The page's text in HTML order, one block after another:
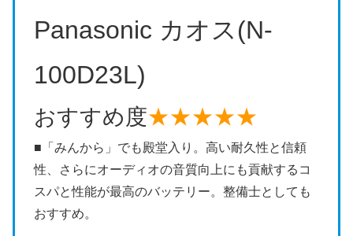
Panasonic カオス(N-
100D23L)
おすすめ度★★★★★
■「みんから」でも殿堂入り。高い耐久性と信頼
性、さらにオーディオの音質向上にも貢献するコ
スパと性能が最高のバッテリー。整備士としても
おすすめ。